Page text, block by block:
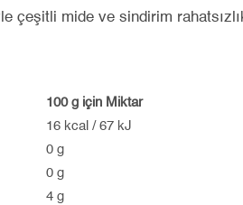
çeşitli mide ve sindirim
100 g için Miktar
16 kcal / 67 kJ
0 g
0 g
4 g